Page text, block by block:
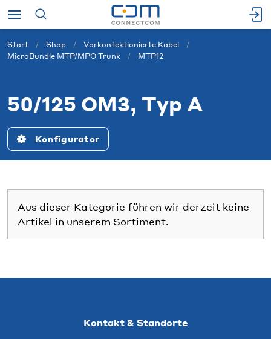
Start Shop
Vorkonfektionierte Kabel
MicroBundle MTP/MPO Trunk
MTP12
50/125 OM3, Typ A
Konfigurator
Aus dieser Kategorie führen wir derzeit keine
Artikel in unserem Sortiment.
Kontakt & Standorte